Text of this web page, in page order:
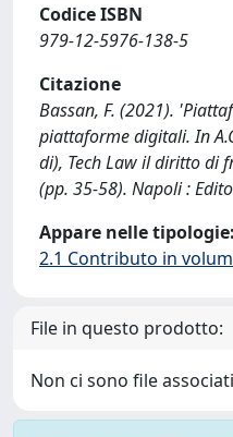
Codice ISBN
979-12-5976-138-5
Citazione
Bassan, F. (2021).
piattaforme digitali. In
di), Tech Law il diritto di
(pp. 35-58). Napoli :
Appare nelle tipologie:
2.1 Contributo in
File in questo prodotto:
Non ci sono file